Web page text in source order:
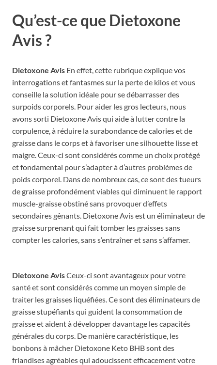
Qu’est-ce que Dietoxone
Avis ?
Dietoxone Avis En effet, cette rubrique explique vos
interrogations et fantasmes sur la perte de kilos et vous
conseille la solution idéale pour se débarrasser des
surpoids corporels. Pour aider les gros lecteurs, nous
avons sorti Dietoxone Avis qui aide à lutter contre la
corpulence, à réduire la surabondance de calories et de
graisse dans le corps et à favoriser une silhouette lisse et
maigre. Ceux-ci sont considérés comme un choix protégé
et fondamental pour s’adapter à d’autres problèmes de
poids corporel. Dans de nombreux cas, ce sont des tueurs
de graisse profondément viables qui diminuent le rapport
muscle-graisse obstiné sans provoquer d’effets
secondaires gênants. Dietoxone Avis est un éliminateur de
graisse surprenant qui fait tomber les graisses sans
compter les calories, sans s’entraîner et sans s’affamer.
Dietoxone AvisCeux-ci sont avantageux pour votre
santé et sont considérés comme un moyen simple de
traiter les graisses liquéfiées. Ce sont des éliminateurs de
graisse stupéfiants qui guident la consommation de
graisse et aident à développer davantage les capacités
générales du corps. De manière caractéristique, les
bonbons à mâcher Dietoxone Keto BHB sont des
friandises agréables qui adoucissent efficacement votre